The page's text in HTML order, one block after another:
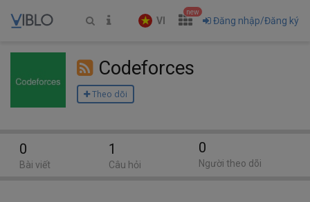
VI
new
Đăng nhập/Đăng ký
Codeforces
Theo dõi
0
Bài viết
1
Câu hỏi
0
Người theo dõi